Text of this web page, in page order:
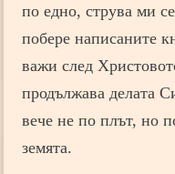
по едно, струва ми
побере написаните
важи след
продължава делата
вече не по плът, но
земята.